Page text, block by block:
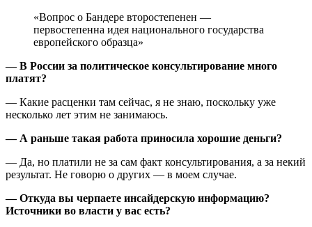
«Вопрос о Бандере второстепенен —
первостепенна идея национального государства
европейского образца»
— В России за политическое консультирование много
платят?
— Какие расценки там сейчас, я не знаю, поскольку уже
несколько лет этим не занимаюсь.
— А раньше такая работа приносила хорошие деньги?
— Да, но платили не за сам факт консультирования, а за некий
результат. Не говорю о других — в моем случае.
— Откуда вы черпаете инсайдерскую информацию?
Источники во власти у вас есть?